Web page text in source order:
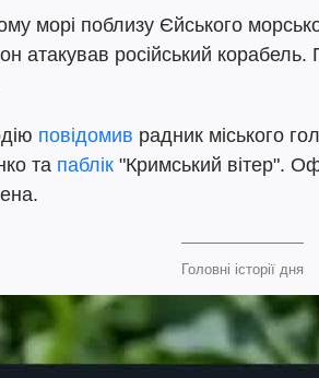
морі поблизу Єйського
атакував російський
повідомив радник міського
та паблік "Кримський вітер".
Головні історії дня